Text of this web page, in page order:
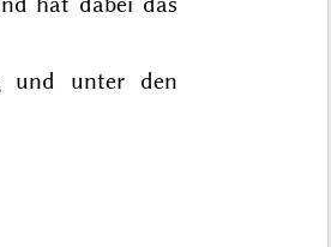
und unter den